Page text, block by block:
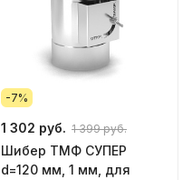
-7%
1 302 руб. 1 399 руб.
Шибер ТМФ СУПЕР
d=120 мм, 1 мм, для